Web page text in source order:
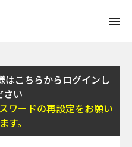
toggle
はこちらからログインし
さい
ワードの再設定をお願い
す。